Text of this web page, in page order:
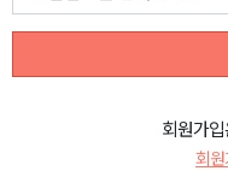
회원가
회